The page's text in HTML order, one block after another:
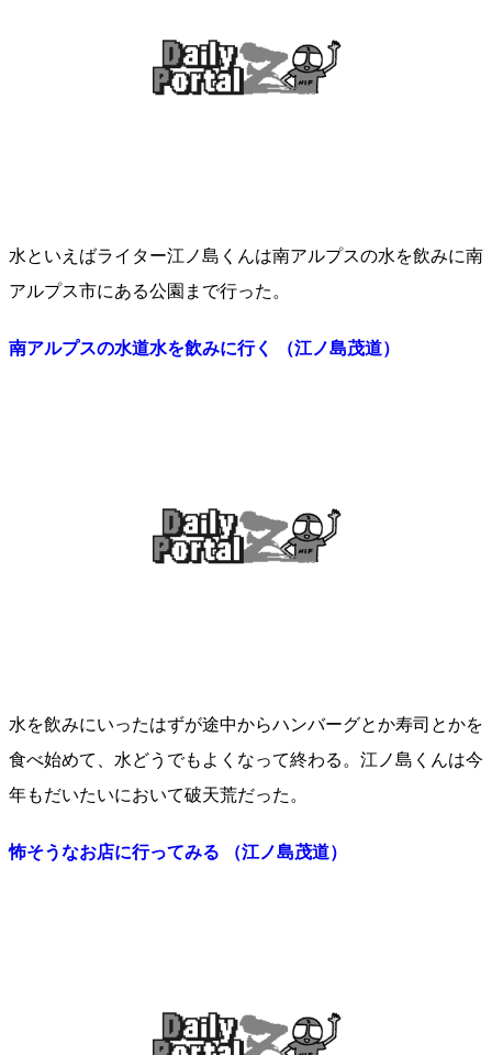
水といえばライター江ノ島くんは南アルプスの水を飲みに南
アルプス市にある公園まで行った。
南アルプスの水道水を飲みに行く （江ノ島茂道）
水を飲みにいったはずが途中からハンバーグとか寿司とかを
食べ始めて、水どうでもよくなって終わる。江ノ島くんは今
年もだいたいにおいて破天荒だった。
怖そうなお店に行ってみる （江ノ島茂道）